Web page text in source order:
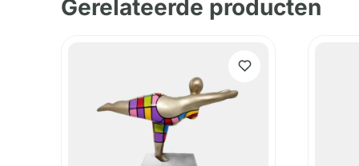
Gerelateerde producten